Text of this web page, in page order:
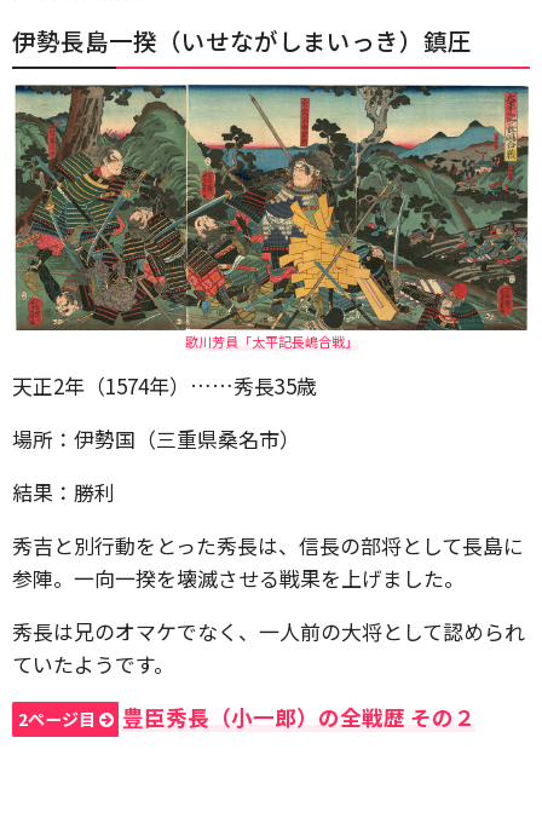
伊勢長島一揆（いせながしまいっき）鎮圧
歌川芳員「太平記長嶋合戦」
天正2年（1574年）……秀長35歳
場所：伊勢国（三重県桑名市）
結果：勝利
秀吉と別行動をとった秀長は、信長の部将として長島に
参陣。一向一揆を壊滅させる戦果を上げました。
秀長は兄のオマケでなく、一人前の大将として認められ
ていたようです。
2ページ目 豊臣秀長（小一郎）の全戦歴 その２